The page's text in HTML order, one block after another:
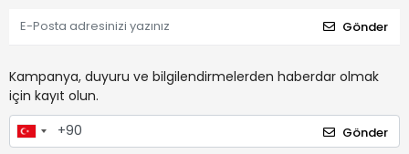
Gönder
Kampanya, duyuru ve bilgilendirmelerden haberdar olmak
için kayıt olun.
Gönder